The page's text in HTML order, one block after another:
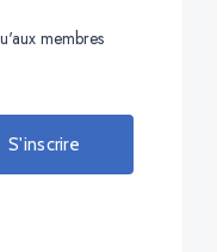
membres
S'inscrire